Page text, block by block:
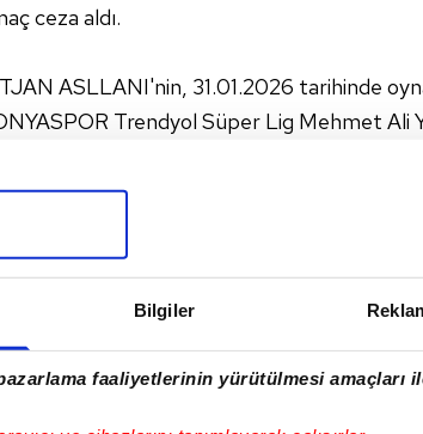
Bilgiler
faaliyetlerinin yürütülmesi amaçları
ceza aldı.
ASLLANI'nin, 31.01.2026 tarihinde
Trendyol Süper Lig Mehmet Ali
sporcusuna yönelik ciddi faulü nedeniyle
RESMİ MÜSABAKADAN MEN CEZASI ile
#KOCAELISPOR
#KRISTJAN ASLLANI
#TÜMOSAN KONYASPOR #BEŞIKTAŞ